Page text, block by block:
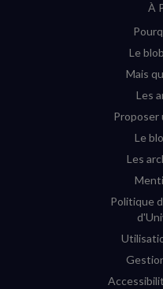
À
Le
Mais
Les
Proposer
Le
Les
Politique